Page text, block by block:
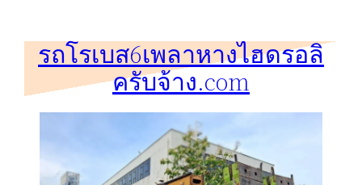
รถโรเบส6เพลาหางไฮดรอลิ
ครับจ้าง.com